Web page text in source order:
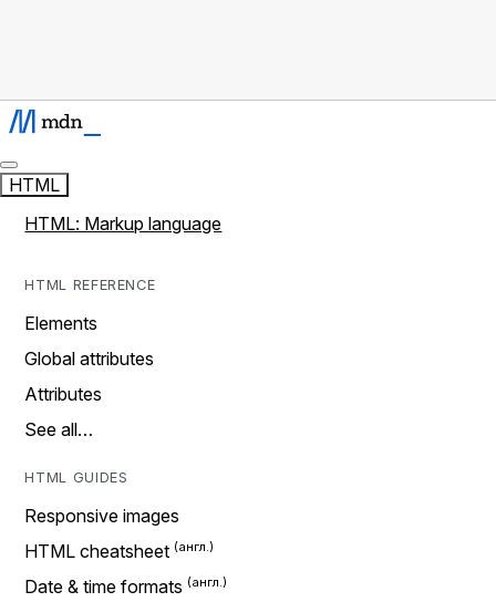
HTML
HTML: Markup language
HTML REFERENCE
Elements
Global attributes
Attributes
See all…
HTML GUIDES
Responsive images
HTML cheatsheet
Date & time formats